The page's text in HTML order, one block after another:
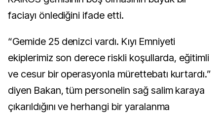
faciayı önlediğini ifade etti.
“Gemide 25 denizci vardı. Kıyı Emniyeti
ekiplerimiz son derece riskli koşullarda, eğitimli
ve cesur bir operasyonla mürettebatı kurtardı.”
diyen Bakan, tüm personelin sağ salim karaya
çıkarıldığını ve herhangi bir yaralanma